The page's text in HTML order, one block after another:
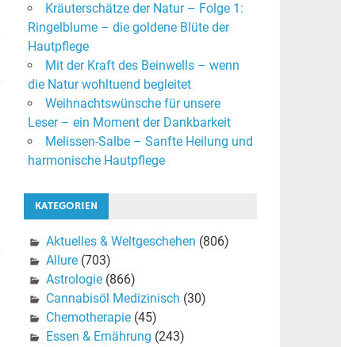
Kräuterschätze der Natur – Folge 1:
Ringelblume – die goldene Blüte der
Hautpflege
Mit der Kraft des Beinwells – wenn
die Natur wohltuend begleitet
Weihnachtswünsche für unsere
Leser – ein Moment der Dankbarkeit
Melissen-Salbe – Sanfte Heilung und
harmonische Hautpflege
KATEGORIEN
Aktuelles & Weltgeschehen (806)
Allure(703)
Astrologie(866)
Cannabisöl Medizinisch (30)
Chemotherapie(45)
Essen & Ernährung (243)